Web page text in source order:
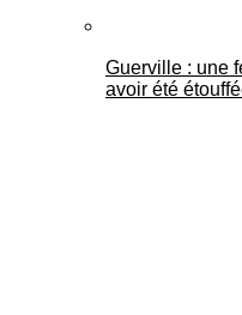
Guerville : une
avoir été